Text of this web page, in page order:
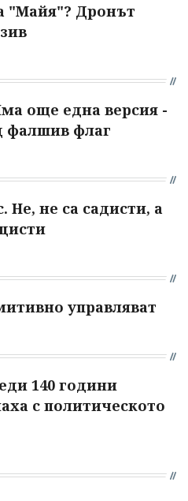
"Майя"? Дронът
още една версия -
фалшив флаг
Не, не са садисти, а
управляват
140 години
с политическото